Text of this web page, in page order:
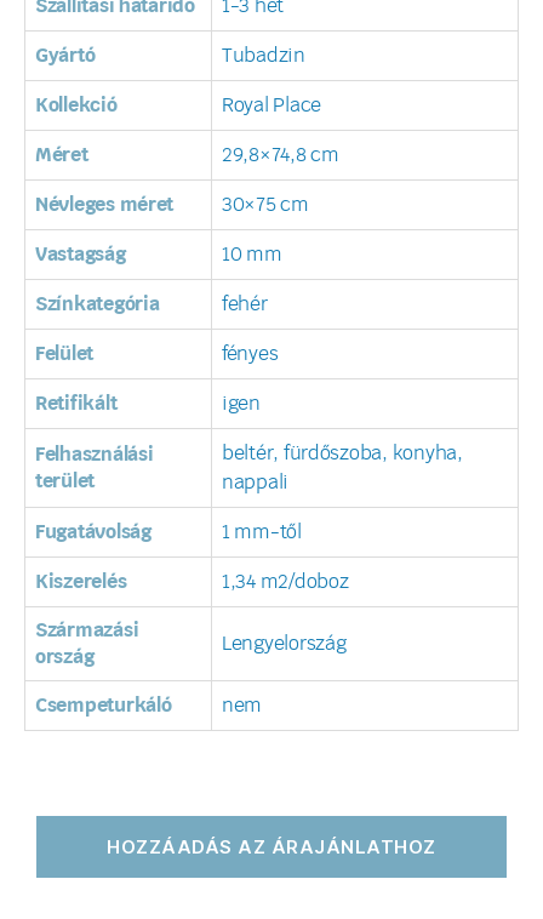
Szállítási határidó 1-3 hét
Gyártó Tubadzin
Kollekció Royal Place
Méret 29,8×74,8 cm
Névleges méret 30×75 cm
Vastagság 10 mm
Színkategória fehér
Felület fényes
Retifikált igen
Felhasználási
terület
beltér, fürdőszoba, konyha,
nappali
Fugatávolság 1 mm-től
Kiszerelés 1,34 m2/doboz
Származási
ország
Lengyelország
Csempeturkáló nem
HOZZÁADÁS AZ ÁRAJÁNLATHOZ